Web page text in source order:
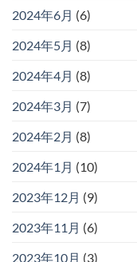
2024年6月 (6)
2024年5月 (8)
2024年4月 (8)
2024年3月 (7)
2024年2月 (8)
2024年1月 (10)
2023年12月 (9)
2023年11月 (6)
2023年10月 (3)